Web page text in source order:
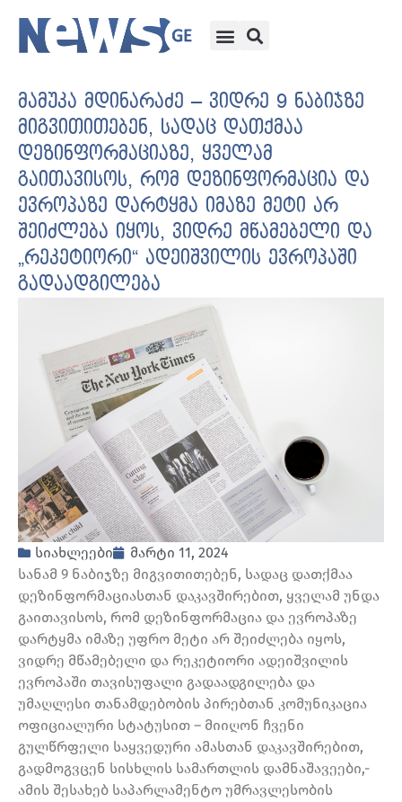
მამუკა მდინარაძე – ვიდრე 9 ნაბიჯზე
მიგვითითებენ, სადაც დათქმაა
დეზინფორმაციაზე, ყველამ
გაითავისოს, რომ დეზინფორმაცია და
ევროპაზე დარტყმა იმაზე მეტი არ
შეიძლება იყოს, ვიდრე მწამებელი და
„რეკეტიორი“ ადეიშვილის ევროპაში
გადაადგილება
სიახლეები
მარტი 11, 2024
სანამ 9 ნაბიჯზე მიგვითითებენ, სადაც დათქმაა
დეზინფორმაციასთან დაკავშირებით, ყველამ უნდა
გაითავისოს, რომ დეზინფორმაცია და ევროპაზე
დარტყმა იმაზე უფრო მეტი არ შეიძლება იყოს,
ვიდრე მწამებელი და რეკეტიორი ადეიშვილის
ევროპაში თავისუფალი გადაადგილება და
უმაღლესი თანამდებობის პირებთან კომუნიკაცია
ოფიციალური სტატუსით – მიიღონ ჩვენი
გულწრფელი საყვედური ამასთან დაკავშირებით,
გადმოგვცენ სისხლის სამართლის დამნაშავეები,-
ამის შესახებ საპარლამენტო უმრავლესობის